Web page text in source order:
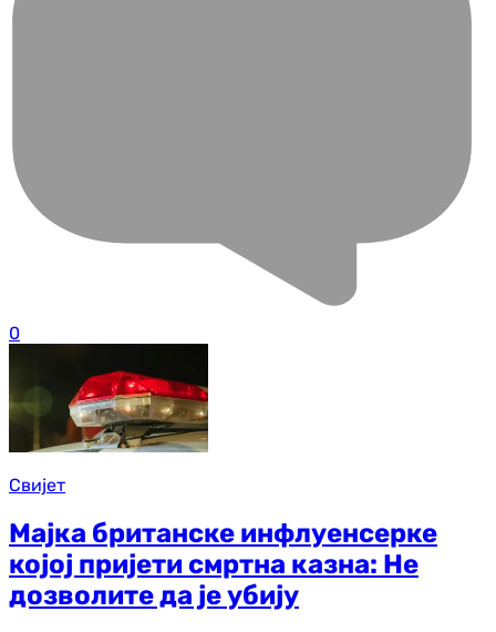
0
Свијет
Мајка британске инфлуенсерке
којој пријети смртна казна: Не
дозволите да је убију